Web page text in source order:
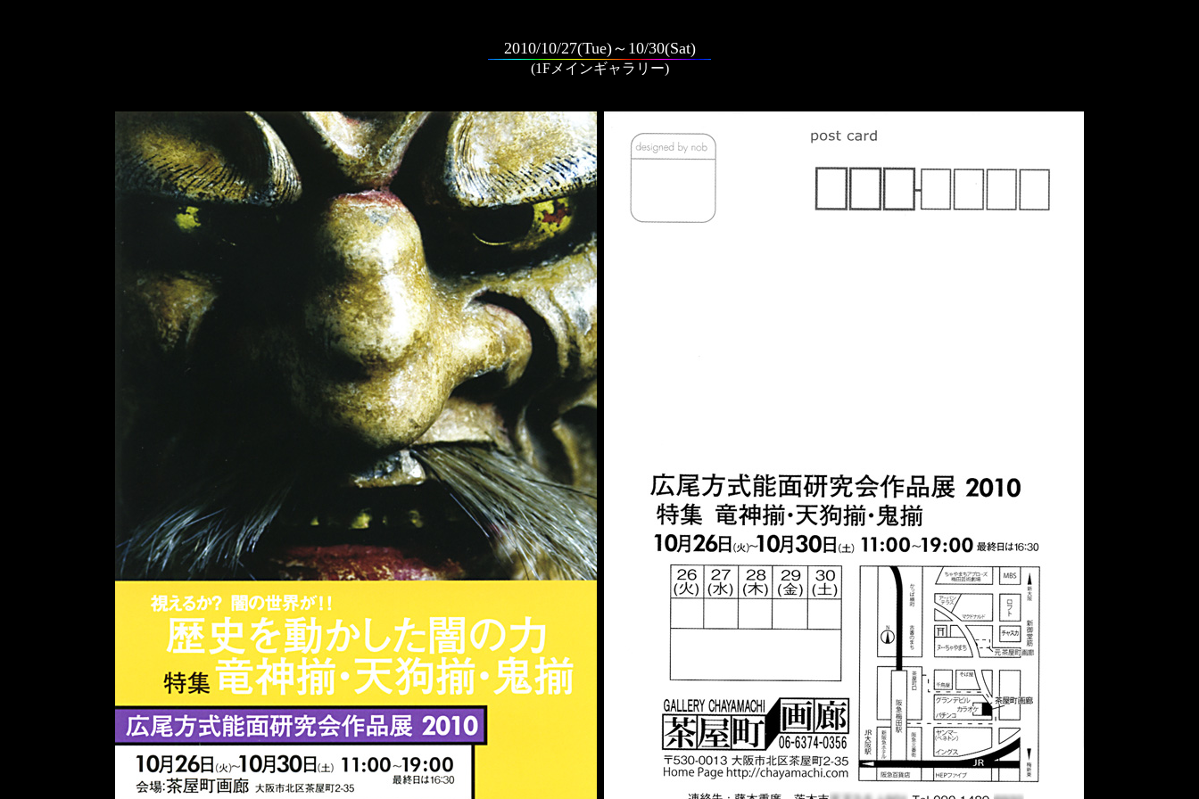
2010/10/27(Tue)～10/30(Sat)
(1Fメインギャラリー)